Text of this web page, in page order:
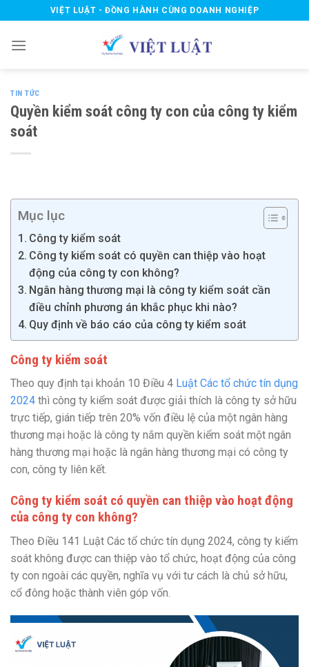
to
content
VIỆT LUẬT - ĐỒNG HÀNH CÙNG DOANH NGHIỆP
TIN TỨC
Quyền kiểm soát công ty con của công ty kiểm
soát
Mục lục
Công ty kiểm soát
Công ty kiểm soát có quyền can thiệp vào hoạt
động của công ty con không?
Ngân hàng thương mại là công ty kiểm soát cần
điều chỉnh phương án khắc phục khi nào?
Quy định về báo cáo của công ty kiểm soát
Công ty kiểm soát
Theo quy định tại khoản 10 Điều 4 Luật Các tổ chức tín dụng
2024 thì công ty kiểm soát được giải thích là công ty sở hữu
trực tiếp, gián tiếp trên 20% vốn điều lệ của một ngân hàng
thương mại hoặc là công ty nắm quyền kiểm soát một ngân
hàng thương mại hoặc là ngân hàng thương mại có công ty
con, công ty liên kết.
Công ty kiểm soát có quyền can thiệp vào hoạt động
của công ty con không?
Theo Điều 141 Luật Các tổ chức tín dụng 2024, công ty kiểm
soát không được can thiệp vào tổ chức, hoạt động của công
ty con ngoài các quyền, nghĩa vụ với tư cách là chủ sở hữu,
cổ đông hoặc thành viên góp vốn.